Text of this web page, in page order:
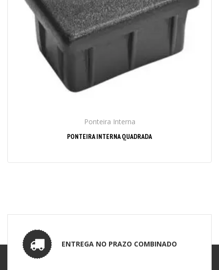
Ponteira Interna
PONTEIRA INTERNA QUADRADA
ENTREGA NO PRAZO COMBINADO